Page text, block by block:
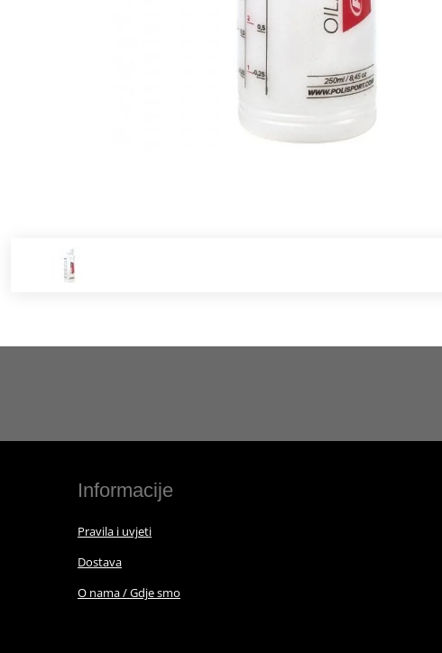
Informacije
Pravila i uvjeti
Dostava
O nama / Gdje smo